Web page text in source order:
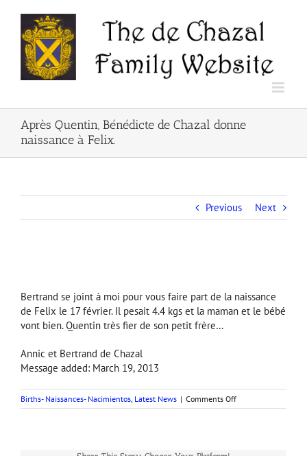
content
Après Quentin, Bénédicte de Chazal donne
naissance à Felix.
Previous Next
Bertrand se joint à moi pour vous faire part de la naissance
de Felix le 17 février. Il pesait 4.4 kgs et la maman et le bébé
vont bien. Quentin très fier de son petit frère…
Annic et Bertrand de Chazal
Message added: March 19, 2013
Births- Naissances- Nacimientos, Latest News | Comments Offon
Après